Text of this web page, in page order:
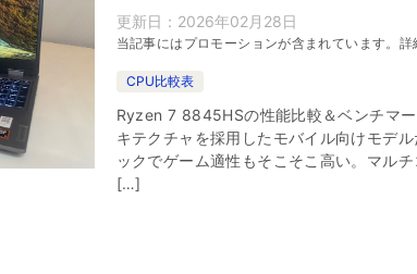
更新日： 2026年02月28日
当記事にはプロモーションが含まれています。詳
CPU比較表
Ryzen 7 8845HSの性能比較＆ベンチマ
キテクチャを採用したモバイル向けモデ
ックでゲーム適性もそこそこ高い。マル
[…]